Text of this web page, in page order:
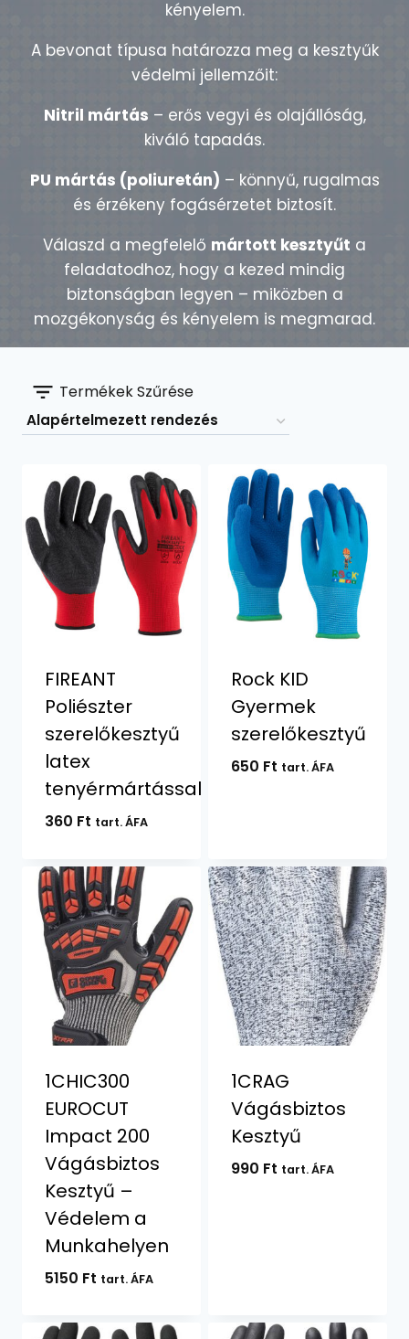
kényelem.
A bevonat típusa határozza meg a kesztyűk
védelmi jellemzőit:
Nitril mártás – erős vegyi és olajállóság,
kiváló tapadás.
PU mártás (poliuretán) – könnyű, rugalmas
és érzékeny fogásérzetet biztosít.
Válaszd a megfelelő mártott kesztyűt a
feladatodhoz, hogy a kezed mindig
biztonságban legyen – miközben a
mozgékonyság és kényelem is megmarad.
Termékek Szűrése
FIREANT
Poliészter
szerelőkesztyű
latex
tenyérmártással
360 Ft tart. ÁFA
Rock KID
Gyermek
szerelőkesztyű
650 Ft tart. ÁFA
1CHIC300
EUROCUT
Impact 200
Vágásbiztos
Kesztyű –
Védelem a
Munkahelyen
5150 Ft tart. ÁFA
1CRAG
Vágásbiztos
Kesztyű
990 Ft tart. ÁFA